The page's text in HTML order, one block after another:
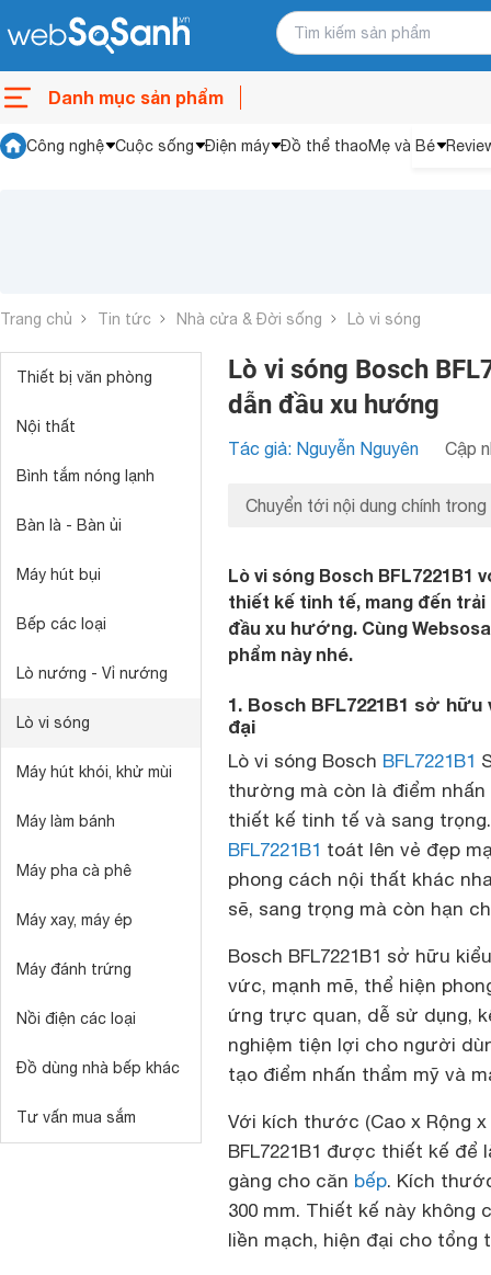
Danh mục sản phẩm
Công nghệ Cuộc sống Điện máy Đồ thể thaoMẹ và Bé
Trang chủ Tin tức Nhà cửa & Đời sống Lò vi sóng
Thiết bị văn phòng
Nội thất
Bình tắm nóng lạnh
Bàn là - Bàn ủi
Máy hút bụi
Bếp các loại
Lò nướng - Vỉ nướng
Lò vi sóng
Máy hút khói, khử mùi
Máy làm bánh
Máy pha cà phê
Máy xay, máy ép
Máy đánh trứng
Nồi điện các loại
Đồ dùng nhà bếp khác
Tư vấn mua sắm
Lò vi sóng Bosch
dẫn đầu xu hướng
Tác giả: Nguyễn Nguyên Cập
Chuyển tới nội dung chính trong
Lò vi sóng Bosch
thiết kế tinh tế, mang đến
đầu xu hướng. Cùng
phẩm này nhé.
1. Bosch BFL7221B1 sở
đại
Lò vi sóng Bosch BFL7221B1
thường mà còn là điểm
thiết kế tinh tế và sang
BFL7221B1 toát lên vẻ đẹp
phong cách nội thất khác
sẽ, sang trọng mà còn hạn
Bosch BFL7221B1 sở hữu
vức, mạnh mẽ, thể hiện
ứng trực quan, dễ sử dụng,
nghiệm tiện lợi cho người
tạo điểm nhấn thẩm mỹ và
Với kích thước (Cao x Rộng x
BFL7221B1 được thiết kế để
gàng cho căn bếp. Kích
300 mm. Thiết kế này
liền mạch, hiện đại cho tổng